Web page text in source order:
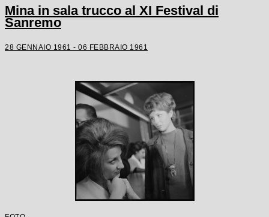
Mina in sala trucco al XI Festival di
Sanremo
28 GENNAIO 1961 - 06 FEBBRAIO 1961